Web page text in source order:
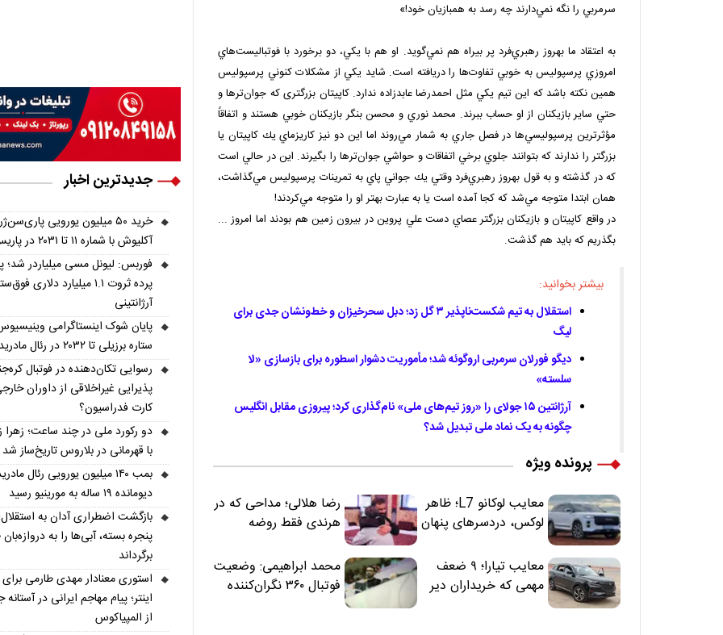
سرمربي را نگه نمي‌دارند چه رسد به همبازيان خود!»
به اعتقاد ما بهروز رهبري‌فرد پر بيراه هم نمي‌گويد. او هم با يكي، دو برخورد با فوتباليست‌هاي
امروزي پرسپوليس به خوبي تفاوت‌ها را دريافته است. شايد يكي از مشكلات كنوني پرسپوليس
همين نكته باشد كه اين تيم يكي مثل احمدرضا عابدزاده ندارد. كاپيتان بزرگتری كه جوان‌ترها و
حتي ساير بازيكنان از او حساب ببرند. محمد نوري و محسن بنگر بازيكنان خوبي هستند و اتفاقاً
مؤثرترين پرسپوليسي‌ها در فصل جاري به شمار مي‌روند اما اين دو نيز كاريزماي يك كاپيتان يا
بزرگتر را ندارند كه بتوانند جلوي برخي اتفاقات و حواشي جوان‌ترها را بگيرند. اين در حالي است
كه در گذشته و به قول بهروز رهبري‌فرد وقتي يك جواني پاي به تمرينات پرسپوليس مي‌گذاشت،
همان ابتدا متوجه مي‌شد که كجا آمده است يا به عبارت بهتر او را متوجه مي‌كردند!
در واقع كاپيتان و بازيكنان بزرگتر عصاي دست علي پروين در بيرون زمين هم بودند اما امروز ...
بگذريم كه بايد هم گذشت.
بیشتر بخوانید:
استقلال به تیم شکست‌ناپذیر ۳ گل زد؛ دبل سحرخیزان و خط‌ونشان جدی برای
لیگ
دیگو فورلان سرمربی اروگوئه شد؛ مأموریت دشوار اسطوره برای بازسازی «لا
سلسته»
آرژانتین ۱۵ جولای را «روز تیم‌های ملی» نام‌گذاری کرد؛ پیروزی مقابل انگلیس
چگونه به یک نماد ملی تبدیل شد؟
پرونده ویژه
معایب لوکانو L7؛ ظاهر
لوکس، دردسرهای پنهان
رضا هلالی؛ مداحی که در
هرندی فقط روضه
«تکیه‌گاه آقا مرتضی
علی(ع)» را جدی‌تر
معایب تیارا؛ ۹ ضعف
مهمی که خریداران دیر
محمد ابراهیمی: وضعیت
فوتبال ۳۶۰ نگران‌کننده
جدیدترین اخبار
خرید ۵۰ میلیون یورویی
آکلیوش با شماره ۱۱ تا ۲۰۳۱ در پاریس
فوربس: لیونل مسی میلیاردر
پرده ثروت ۱.۱ میلیارد دلاری
آرژانتینی
پایان شوک اینستاگرامی
ستاره برزیلی تا ۲۰۳۲ در رئال مادرید ماند
رسوایی تکان‌دهنده در فوتبال
پذیرایی غیراخلاقی از داوران
کارت فدراسیون؟
دو رکورد ملی در چند ساعت؛ زهرا
با قهرمانی در بلاروس تاریخ‌ساز شد
بمب ۱۴۰ میلیون یورویی رئال
دیومانده ۱۹ ساله به مورینیو رسید
بازگشت اضطراری آدان به
پنجره بسته، آبی‌ها را به دروازه‌بان
برگرداند
استوری معنادار مهدی طارمی برای
اینتر؛ پیام مهاجم ایرانی در
از المپیاکوس